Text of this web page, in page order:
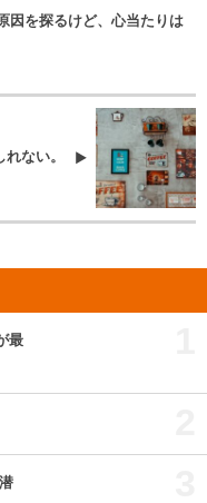
因を探るけど、心当たりは
ない。
最